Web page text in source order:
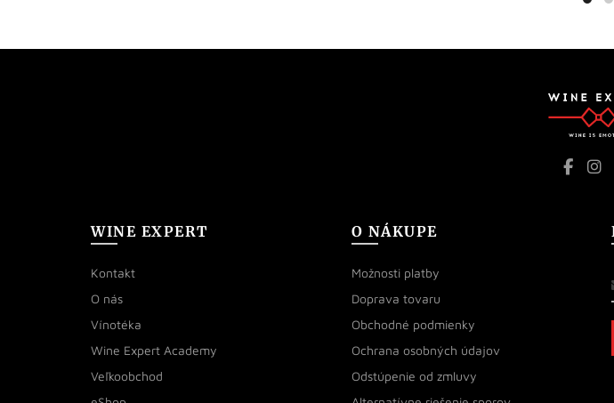
WINE EXPERT
Kontakt
O nás
Vínotéka
Wine Expert Academy
Veľkoobchod
O NÁKUPE
Možnosti platby
Doprava tovaru
Obchodné podmienky
Ochrana osobných údajov
Odstúpenie od zmluvy